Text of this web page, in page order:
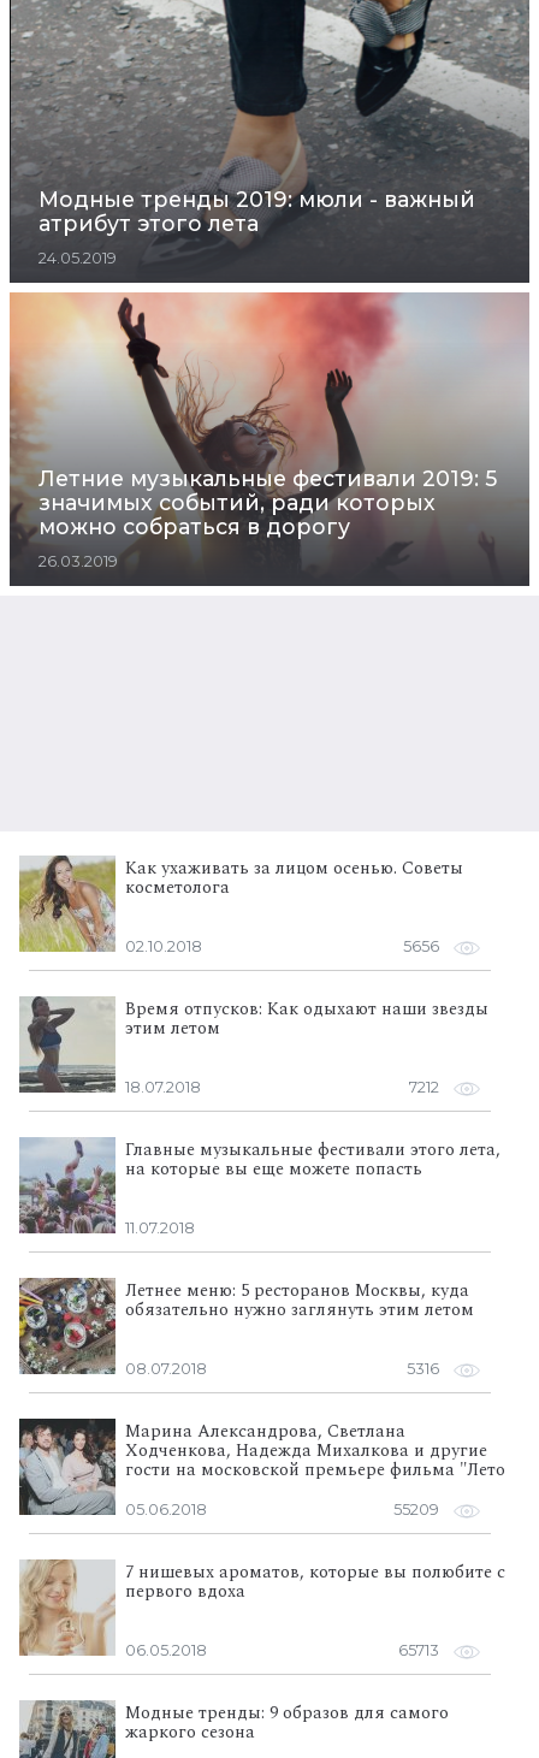
Модные тренды 2019: мюли - важный
атрибут этого лета
24.05.2019
Летние музыкальные фестивали 2019: 5
значимых событий, ради которых
можно собраться в дорогу
26.03.2019
Как ухаживать за лицом осенью. Советы
косметолога
02.10.2018 5656
Время отпусков: Как одыхают наши звезды
этим летом
18.07.2018 7212
Главные музыкальные фестивали этого лета,
на которые вы еще можете попасть
11.07.2018
Летнее меню: 5 ресторанов Москвы, куда
обязательно нужно заглянуть этим летом
08.07.2018 5316
Марина Александрова, Светлана
Ходченкова, Надежда Михалкова и другие
гости на московской премьере фильма "Лето
05.06.2018 55209
7 нишевых ароматов, которые вы полюбите с
первого вдоха
06.05.2018 65713
Модные тренды: 9 образов для самого
жаркого сезона